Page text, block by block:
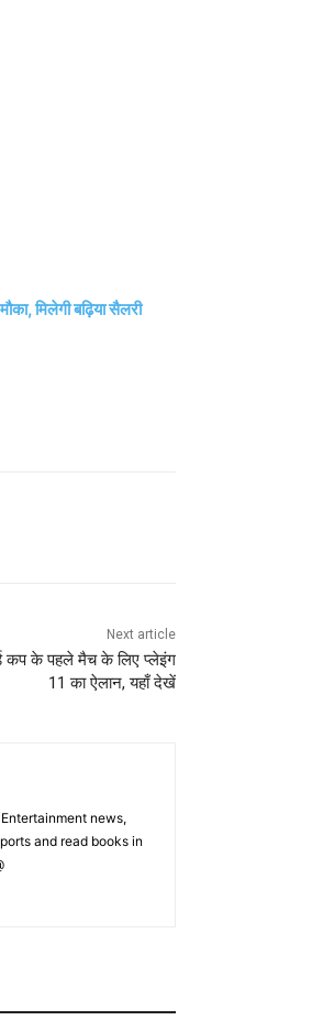
मिलेगी बढ़िया सैलरी
Next article
कप के पहले मैच के लिए प्लेइंग
11 का ऐलान, यहाँ देखें
news,
and read books in